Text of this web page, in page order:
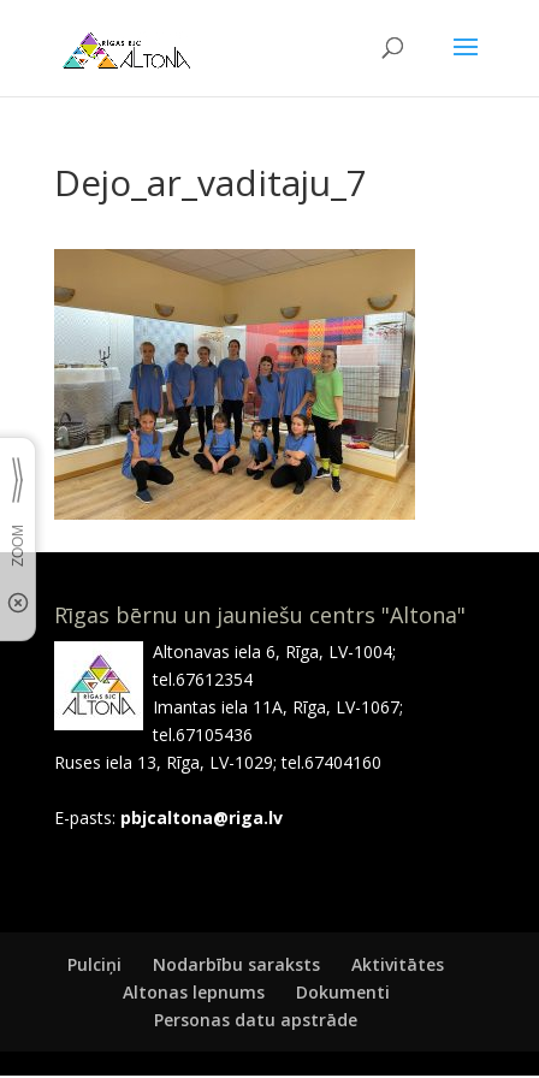
Dejo_ar_vaditaju_7
Rīgas bērnu un jauniešu centrs "Altona"
Altonavas iela 6, Rīga, LV-1004;
tel.67612354
Imantas iela 11A, Rīga, LV-1067;
tel.67105436
Ruses iela 13, Rīga, LV-1029; tel.67404160
E-pasts: pbjcaltona@riga.lv
Pulciņi Nodarbību saraksts
Aktivitātes
Altonas lepnums
Dokumenti
Personas datu apstrāde